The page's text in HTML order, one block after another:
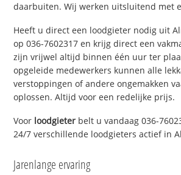
daarbuiten. Wij werken uitsluitend met
Heeft u direct een loodgieter nodig uit
op 036-7602317 en krijg direct een
zijn vrijwel altijd binnen één uur ter
opgeleide medewerkers kunnen alle
verstoppingen of andere ongemakken
oplossen. Altijd voor een redelijke prijs.
Voor loodgieter belt u vandaag 036-
24/7 verschillende loodgieters actief in
Jarenlange ervaring